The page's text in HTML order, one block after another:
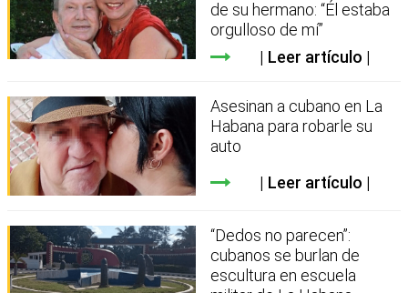
de su hermano: “Él estaba
orgulloso de mí”
Leer artículo
Asesinan a cubano en La
Habana para robarle su
auto
Leer artículo
“Dedos no parecen”:
cubanos se burlan de
escultura en escuela